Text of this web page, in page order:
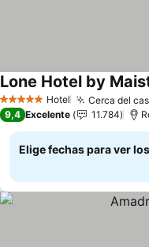
5 Estrellas Hotel Cerca del
Lone Hotel by
9,4 Excelente 11.784
Elige fechas para ver